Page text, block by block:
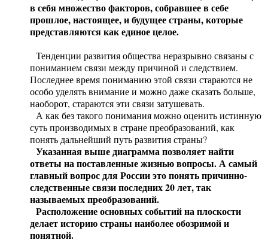
в себя множество факторов, собравшее в себе
прошлое, настоящее, и будущее страны, которые
представляются как единое целое.
Тенденции развития общества неразрывно связаны с
пониманием связи между причиной и следствием.
Последнее время пониманию этой связи стараются не
особо уделять внимание и можно даже сказать больше,
наоборот, стараются эти связи затушевать.
А как без такого понимания можно оценить истинную
суть производимых в стране преобразований, как
понять дальнейший путь развития страны?
Указанная выше диаграмма позволяет найти
ответы на поставленные жизнью вопросы. А самый
главный вопрос для России это понять причинно-
следственные связи последних 20 лет, так
называемых преобразований.
Расположение основных событий на плоскости
делает историю страны наиболее обозримой и
понятной.